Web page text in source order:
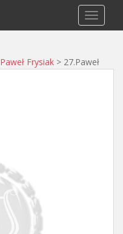
Paweł Frysiak > 27.Paweł